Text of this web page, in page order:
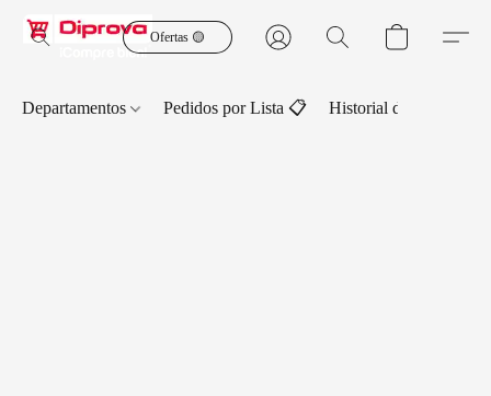
Ofertas 🟡
Departamentos Pedidos por Lista 📋 Historial de Pedidos